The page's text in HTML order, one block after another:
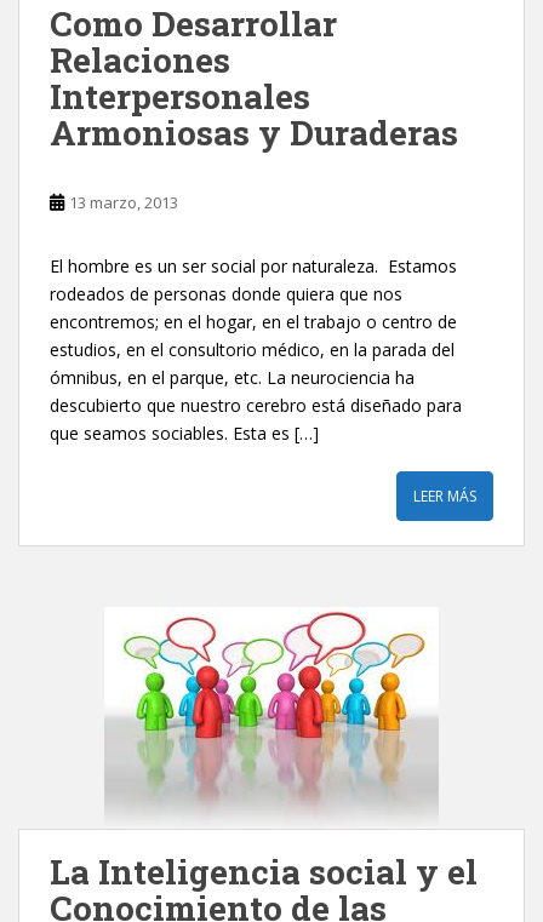
Como Desarrollar
Relaciones
Interpersonales
Armoniosas y Duraderas
13 marzo, 2013
El hombre es un ser social por naturaleza. Estamos
rodeados de personas donde quiera que nos
encontremos; en el hogar, en el trabajo o centro de
estudios, en el consultorio médico, en la parada del
ómnibus, en el parque, etc. La neurociencia ha
descubierto que nuestro cerebro está diseñado para
que seamos sociables. Esta es […]
LEER MÁS
La Inteligencia social y el
Conocimiento de las